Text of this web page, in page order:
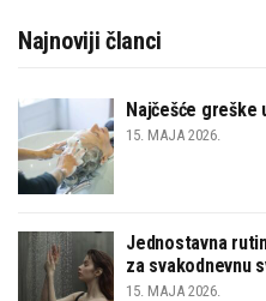
Najnoviji članci
Najčešće greške
15. MAJA 2026.
Jednostavna
za svakodnevnu
15. MAJA 2026.